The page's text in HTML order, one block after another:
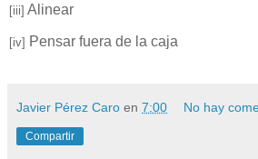
[iii] Alinear
[iv] Pensar fuera de la caja
Javier Pérez Caro en 7:00 No hay
Compartir